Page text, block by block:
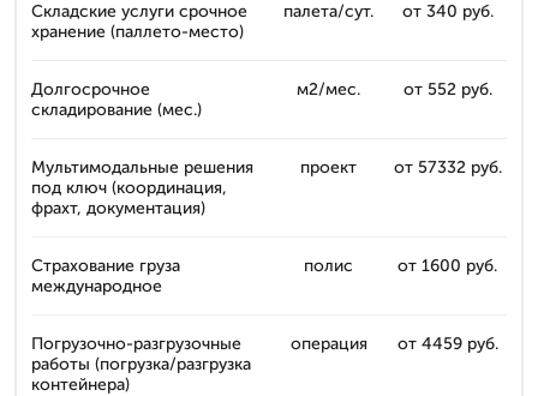
Складские услуги срочное
хранение (паллето-место)
палета/сут. от 340 руб.
Долгосрочное
складирование (мес.)
м2/мес. от 552 руб.
Мультимодальные решения
под ключ (координация,
фрахт, документация)
проект от 57332 руб.
Страхование груза
международное
полис от 1600 руб.
Погрузочно-разгрузочные
работы (погрузка/разгрузка
контейнера)
операция от 4459 руб.